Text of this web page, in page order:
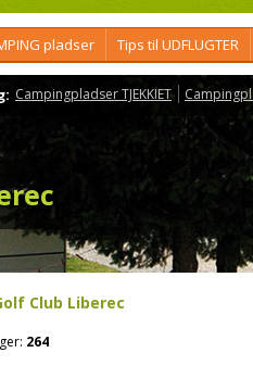
pladser Tips til UDFLUGTER
Campingpladser TJEKKIET
Club Liberec
264